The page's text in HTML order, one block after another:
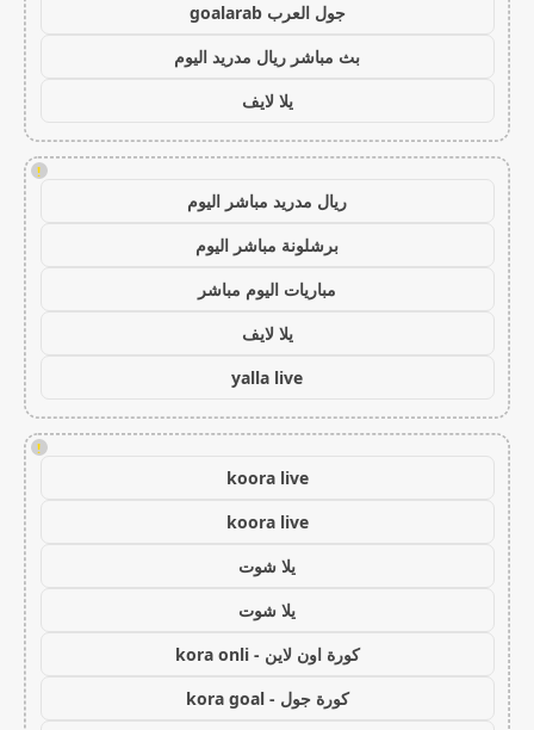
جول العرب goalarab
بث مباشر ريال مدريد اليوم
يلا لايف
!
ريال مدريد مباشر اليوم
برشلونة مباشر اليوم
مباريات اليوم مباشر
يلا لايف
yalla live
!
koora live
koora live
يلا شوت
يلا شوت
كورة اون لاين - kora onli
كورة جول - kora goal